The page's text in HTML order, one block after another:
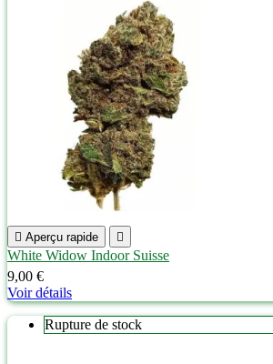
 Aperçu rapide 
White Widow Indoor Suisse
9,00 €
Voir détails
Rupture de stock